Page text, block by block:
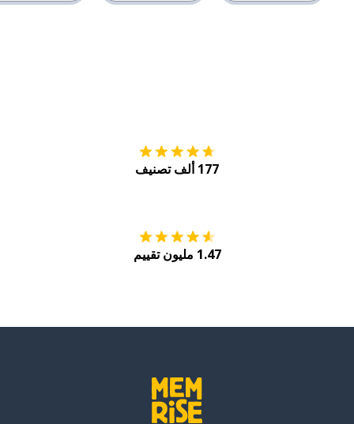
177 ألف تصنيف
1.47 مليون تقييم